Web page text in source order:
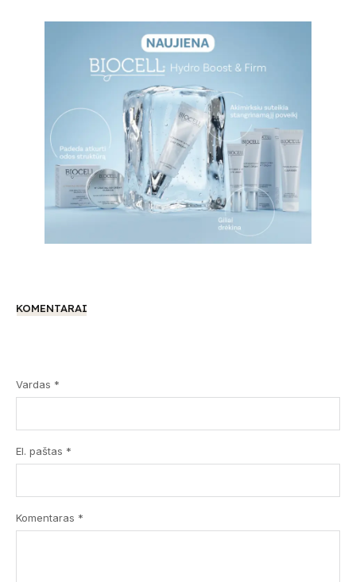
KOMENTARAI
Vardas *
El. paštas *
Komentaras *
Submit
Prenumeruodami Jūs sutinkate su mūsų
slapukų politika